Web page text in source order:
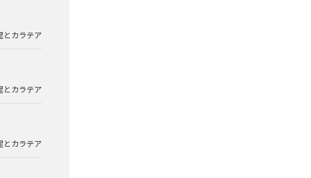
とカラテア
とカラテア
とカラテア